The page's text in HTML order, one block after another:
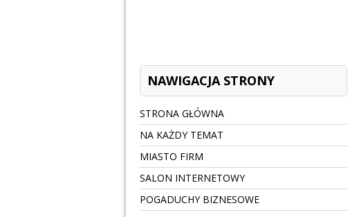
NAWIGACJA STRONY
STRONA GŁÓWNA
NA KAŻDY TEMAT
MIASTO FIRM
SALON INTERNETOWY
POGADUCHY BIZNESOWE